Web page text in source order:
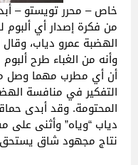
خاص – محرر تويستو –
من فكرة إصدار أي
الهضبة عمرو دياب،
وأنه من الغباء طرح
أن أي مطرب مهما وصل
التفكير في منافسة
المحتومة. وقد أبدى
دياب “وياه” وأثنى على
نتاج مجهود شاق